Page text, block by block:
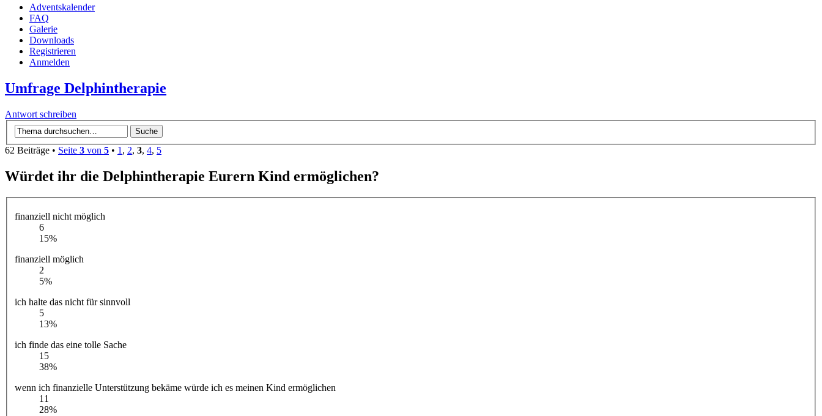
Adventskalender
FAQ
Galerie
Downloads
Registrieren
Anmelden
Umfrage Delphintherapie
Antwort schreiben
62 Beiträge • Seite 3 von 5 • 1 , 2, 3, 4, 5
Würdet ihr die Delphintherapie Eurern Kind ermöglichen?
finanziell nicht möglich
6
15%
finanziell möglich
2
5%
ich halte das nicht für sinnvoll
5
13%
ich finde das eine tolle Sache
15
38%
wenn ich finanzielle Unterstützung bekäme würde ich es meinen Kind ermöglichen
11
28%